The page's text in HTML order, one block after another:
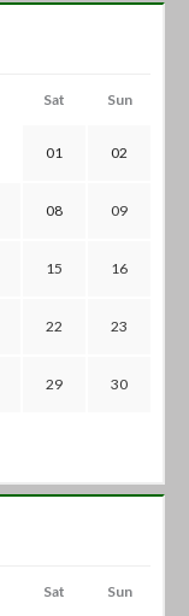
Sat Sun
01 02
08 09
15 16
22 23
29 30
Sat Sun